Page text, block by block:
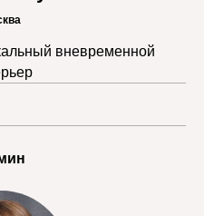
вневременной